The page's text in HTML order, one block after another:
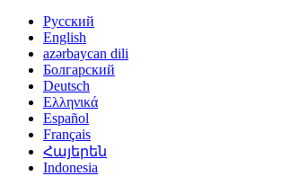
Русский
English
azərbaycan dili
Болгарский
Deutsch
Ελληνικά
Español
Français
Հայերեն
Indonesia